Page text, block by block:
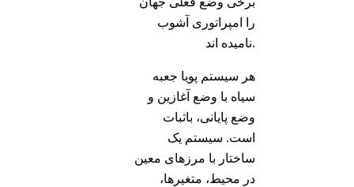
را امپراتوری آشوب
نامیده اند.
هر سیستم پویا جعبه
سیاه با وضع آغازین و
وضع پایانی، باثبات
است. سیستم یک
ساختار با مرزهای معین
در محیط، متغیرها،